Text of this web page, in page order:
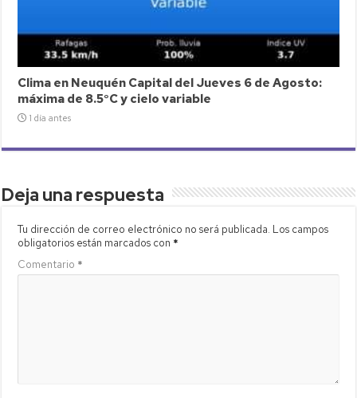
Clima en Neuquén Capital del Jueves 6 de Agosto:
máxima de 8.5°C y cielo variable
1 día antes
Deja una respuesta
Tu dirección de correo electrónico no será publicada. Los campos
obligatorios están marcados con *
Comentario *